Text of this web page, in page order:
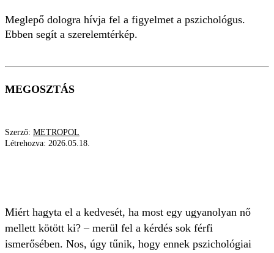
Meglepő dologra hívja fel a figyelmet a pszichológus.
Ebben segít a szerelemtérkép.
MEGOSZTÁS
Szerző: METROPOL
Létrehozva: 2026.05.18.
Miért hagyta el a kedvesét, ha most egy ugyanolyan nő
mellett kötött ki? – merül fel a kérdés sok férfi
ismerősében. Nos, úgy tűnik, hogy ennek pszichológiai